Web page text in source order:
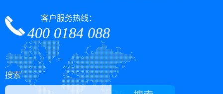
客户服务热线：
400 0184 088
搜索